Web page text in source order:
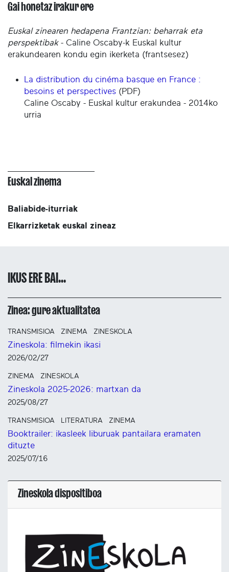
Gai honetaz irakur ere
Euskal zinearen hedapena Frantzian: beharrak eta
perspektibak- Caline Oscaby-k Euskal kultur
erakundearen kondu egin ikerketa (frantsesez)
La distribution du cinéma basque en France :
besoins et perspectives (PDF)
Caline Oscaby - Euskal kultur erakundea - 2014ko
urria
Euskal zinema
Baliabide-iturriak
Elkarrizketak euskal zineaz
IKUS ERE BAI...
Zinea: gure aktualitatea
TRANSMISIOA ZINEMA ZINESKOLA
Zineskola: filmekin ikasi
2026/02/27
ZINEMA ZINESKOLA
Zineskola 2025-2026: martxan da
2025/08/27
TRANSMISIOA LITERATURA ZINEMA
Booktrailer: ikasleek liburuak pantailara eramaten
dituzte
2025/07/16
Zineskola dispositiboa